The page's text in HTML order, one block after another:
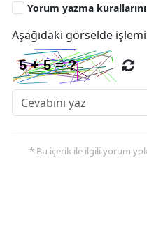
Yorum yazma kurallarını
Aşağıdaki görselde
* Bu içerik ile ilgili yorum